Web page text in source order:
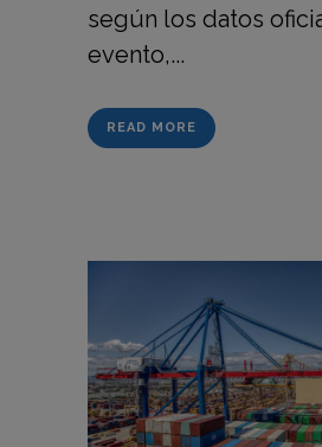
según los datos
evento,...
READ MORE